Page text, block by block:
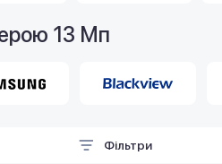
13 Мп
Фільтри